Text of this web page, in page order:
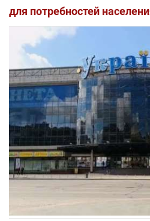
для потребностей